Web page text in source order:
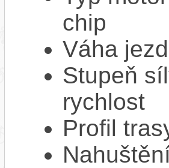
chip
Váha
Stupeň
rychlost
Profil